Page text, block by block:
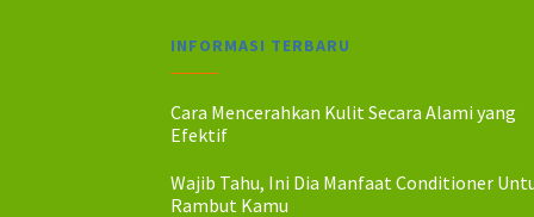
INFORMASI TERBARU
Cara Mencerahkan Kulit Secara Alami yang
Efektif
Wajib Tahu, Ini Dia Manfaat Conditioner
Rambut Kamu